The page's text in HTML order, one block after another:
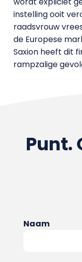
instelling ooit
raadsvrouw
de Europese
Saxion heeft dit
rampzalige
Punt.
Naam